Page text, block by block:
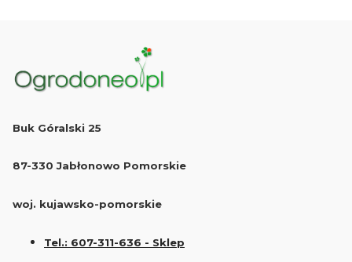
Buk Góralski 25
87-330 Jabłonowo Pomorskie
woj. kujawsko-pomorskie
Tel.: 607-311-636 - Sklep